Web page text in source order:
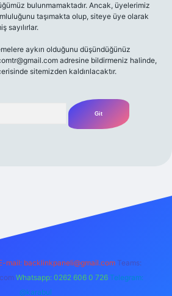
bulunmamaktadır. Ancak, üyelerimiz
taşımakta olup, siteye üye olarak
sayılırlar.
aykırı olduğunu düşündüğünüz
adresine bildirmeniz halinde,
sitemizden kaldırılacaktır.
mail: backlinkpaneli@gmail.com Teams:
Whatsapp: 0262 606 0 726 Telegram:
@karabul